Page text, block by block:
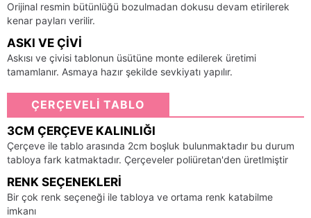
Orijinal resmin bütünlüğü bozulmadan dokusu devam etirilerek
kenar payları verilir.
ASKI VE ÇIVI
Askısı ve çivisi tablonun üsütüne monte edilerek üretimi
tamamlanır. Asmaya hazır şekilde sevkiyatı yapılır.
ÇERÇEVELİ TABLO
3CM ÇERÇEVE KALINLIĞI
Çerçeve ile tablo arasında 2cm boşluk bulunmaktadır bu durum
tabloya fark katmaktadır. Çerçeveler poliüretan'den üretlmiştir
RENK SEÇENEKLERI
Bir çok renk seçeneği ile tabloya ve ortama renk katabilme
imkanı